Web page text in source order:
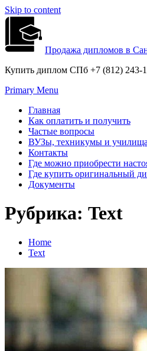
Skip to content
Продажа дипломов в
Купить диплом СПб +7 (812) 243-
Primary Menu
Главная
Как оплатить и получить
Частые вопросы
ВУЗы, техникумы и
Контакты
Где можно приобрести
Где купить оригинальный
Документы
Рубрика: Text
Home
Text